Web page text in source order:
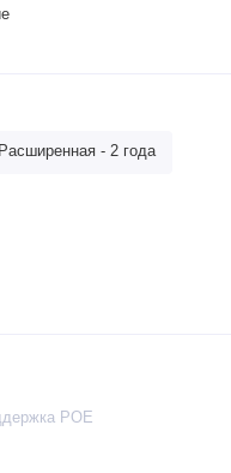
Расширенная - 2 года
POE